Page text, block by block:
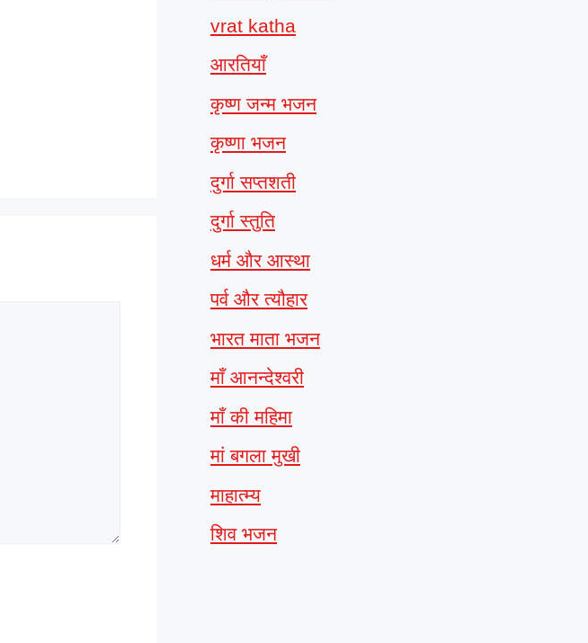
vrat katha
आरतियाँ
कृष्ण जन्म भजन
कृष्णा भजन
दुर्गा सप्तशती
दुर्गा स्तुति
धर्म और आस्था
पर्व और त्यौहार
भारत माता भजन
माँ आनन्देश्वरी
माँ की महिमा
मां बगला मुखी
माहात्म्य
शिव भजन